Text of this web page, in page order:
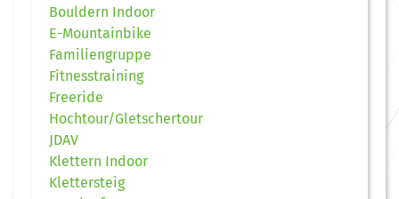
Bouldern Indoor
E-Mountainbike
Familiengruppe
Fitnesstraining
Freeride
Hochtour/Gletschertour
JDAV
Klettern Indoor
Klettersteig